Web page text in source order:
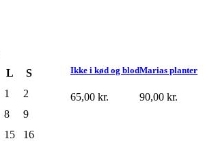
Marias planter
90,00 kr.
Ikke i kød og blod
65,00 kr.
L
S
1
2
8
9
15
16